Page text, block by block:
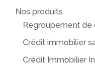
Nos produits
Regroupement de
Crédit immobilier
Crédit Immobilier